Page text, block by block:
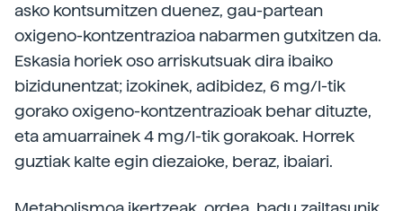
asko kontsumitzen duenez, gau-partean
oxigeno-kontzentrazioa nabarmen gutxitzen da.
Eskasia horiek oso arriskutsuak dira ibaiko
bizidunentzat; izokinek, adibidez, 6 mg/l-tik
gorako oxigeno-kontzentrazioak behar dituzte,
eta amuarrainek 4 mg/l-tik gorakoak. Horrek
guztiak kalte egin diezaioke, beraz, ibaiari.